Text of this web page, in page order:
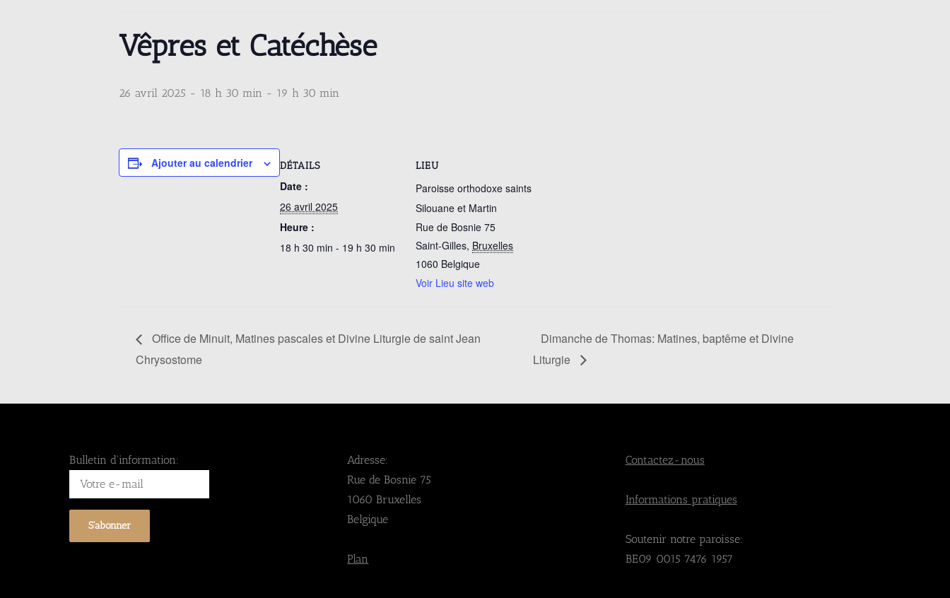
Vêpres et Catéchèse
26 avril 2025 - 18 h 30 min - 19 h 30 min
Ajouter au calendrier DÉTAILS
Date :
26 avril 2025
Heure :
18 h 30 min - 19 h 30 min
LIEU
Paroisse orthodoxe saints
Silouane et Martin
Rue de Bosnie 75
Saint-Gilles, Bruxelles
1060 Belgique
Voir Lieu site web
Office de Minuit, Matines pascales et Divine Liturgie de saint Jean
Chrysostome
Dimanche de Thomas: Matines, baptême et Divine
Liturgie
Bulletin d'information:
Adresse:
Rue de Bosnie 75
1060 Bruxelles
Belgique
Plan
Contactez-nous
Informations pratiques
Soutenir notre paroisse:
BE09 0015 7476 1957